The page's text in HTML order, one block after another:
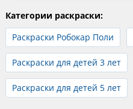
Категории раскраски:
Раскраски Робокар Поли
Раскраски для детей 3 лет
Раскраски для детей 5 лет